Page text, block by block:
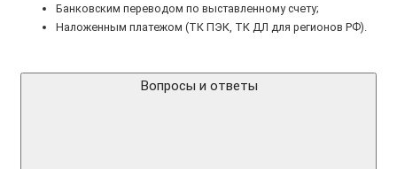
Банковским переводом по выставленному счету;
Наложенным платежом (ТК ПЭК, ТК ДЛ для регионов РФ).
Вопросы и ответы